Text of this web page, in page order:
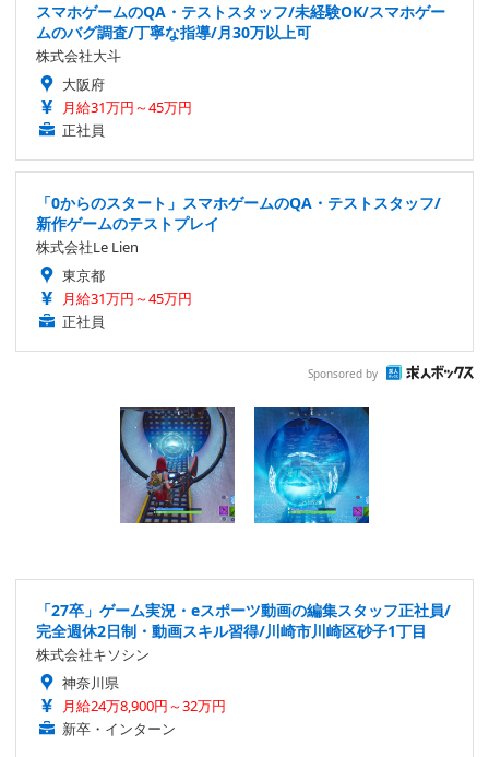
スマホゲームのQA・テストスタッフ/未経験OK/スマホゲー
ムのバグ調査/丁寧な指導/月30万以上可
株式会社大斗
大阪府
月給31万円～45万円
正社員
「0からのスタート」スマホゲームのQA・テストスタッフ/
新作ゲームのテストプレイ
株式会社Le Lien
東京都
月給31万円～45万円
正社員
Sponsored by
「27卒」ゲーム実況・eスポーツ動画の編集スタッフ正社員/
完全週休2日制・動画スキル習得/川崎市川崎区砂子1丁目
株式会社キソシン
神奈川県
月給24万8,900円～32万円
新卒・インターン